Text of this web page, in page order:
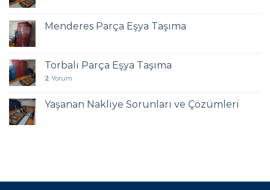
Menderes Parça Eşya Taşıma
Torbalı Parça Eşya Taşıma
2 Yorum
Yaşanan Nakliye Sorunları ve Çözümleri